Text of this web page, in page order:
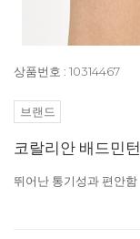
상품번호 : 10314467
브랜드
코랄리안 배드민
뛰어난 통기성과 편안함